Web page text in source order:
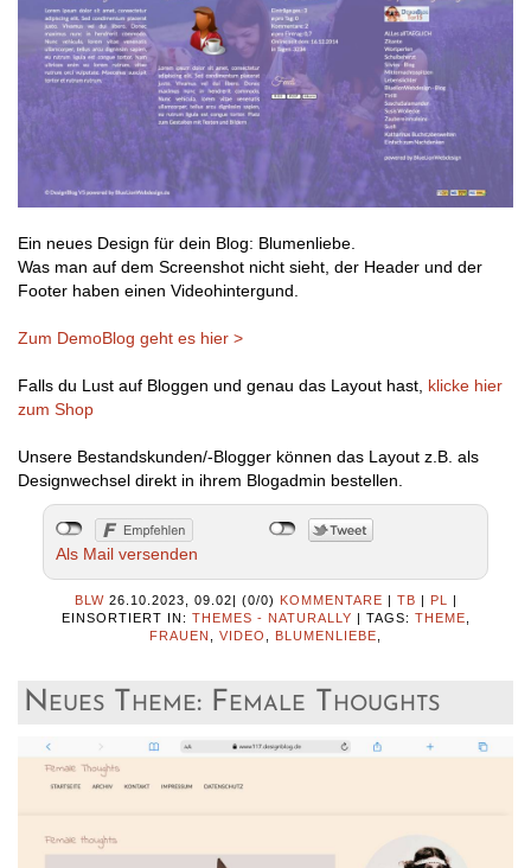
Ein neues Design für dein Blog: Blumenliebe.
Was man auf dem Screenshot nicht sieht, der Header und der
Footer haben einen Videohintergund.
Zum DemoBlog geht es hier >
Falls du Lust auf Bloggen und genau das Layout hast, klicke hier
zum Shop
Unsere Bestandskunden/-Blogger können das Layout z.B. als
Designwechsel direkt in ihrem Blogadmin bestellen.
Als Mail versenden
BLW 26.10.2023, 09.02| (0/0) KOMMENTARE | TB | PL
|
EINSORTIERT IN: THEMES - NATURALLY | TAGS: THEME
FRAUEN
VIDEO BLUMENLIEBE
Neues Theme: Female Thoughts